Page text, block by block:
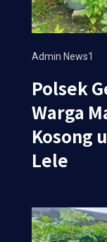
Admin News1
Polsek
Warga
Kosong
Lele